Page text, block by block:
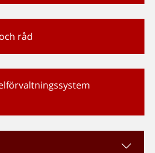
råd